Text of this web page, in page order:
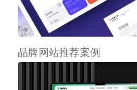
品牌网站推荐案例